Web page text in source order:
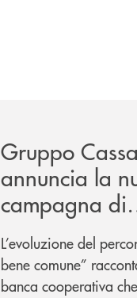
Gruppo
annuncia la
campagna di
comunicazione
nazionale: “
ESG. Per noi
L’evoluzione del
bene comune”
banca cooperativa